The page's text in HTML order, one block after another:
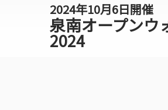
2024年10月6日開催
泉南オープンウ
2024